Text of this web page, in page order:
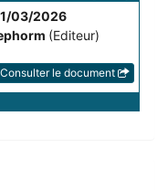
03/2026
(Editeur)
Consulter le document